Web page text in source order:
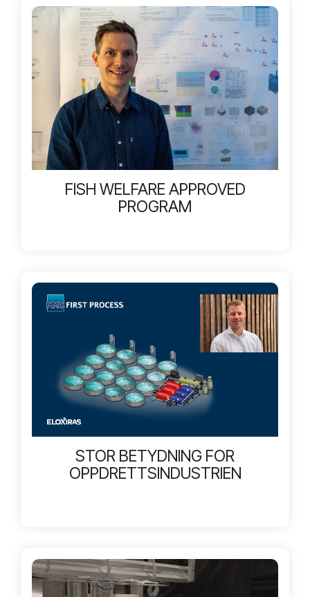
FISH WELFARE APPROVED
PROGRAM
STOR BETYDNING FOR
OPPDRETTSINDUSTRIEN